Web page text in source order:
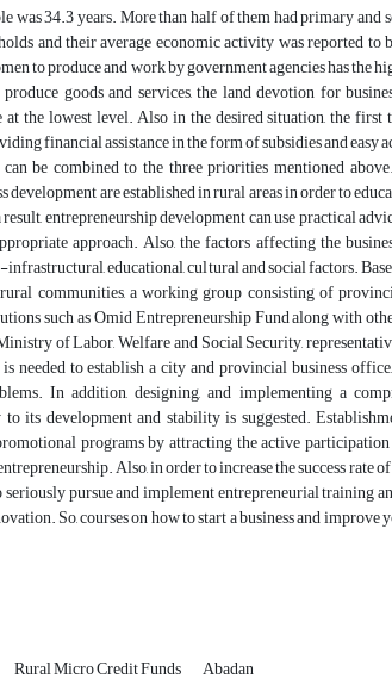
was 34.3 years. More than half of them had primary and
and their average economic activity was reported to
to produce and work by government agencies has the
goods and services, the land devotion for
the lowest level. Also in the desired situation, the
financial assistance in the form of subsidies and easy
be combined to the three priorities mentioned
are established in rural areas in order to
entrepreneurship development can use practical
approach. Also, the factors affecting the
educational, cultural and social factors.
communities, a working group consisting of
such as Omid Entrepreneurship Fund along with
of Labor, Welfare and Social Security,
to establish a city and provincial business
In addition, designing, and implementing a
its development and stability is suggested.
programs by attracting the active
Also, in order to increase the success rate
seriously pursue and implement entrepreneurial training
So, courses on how to start a business and improve
Rural Micro Credit Funds Abadan